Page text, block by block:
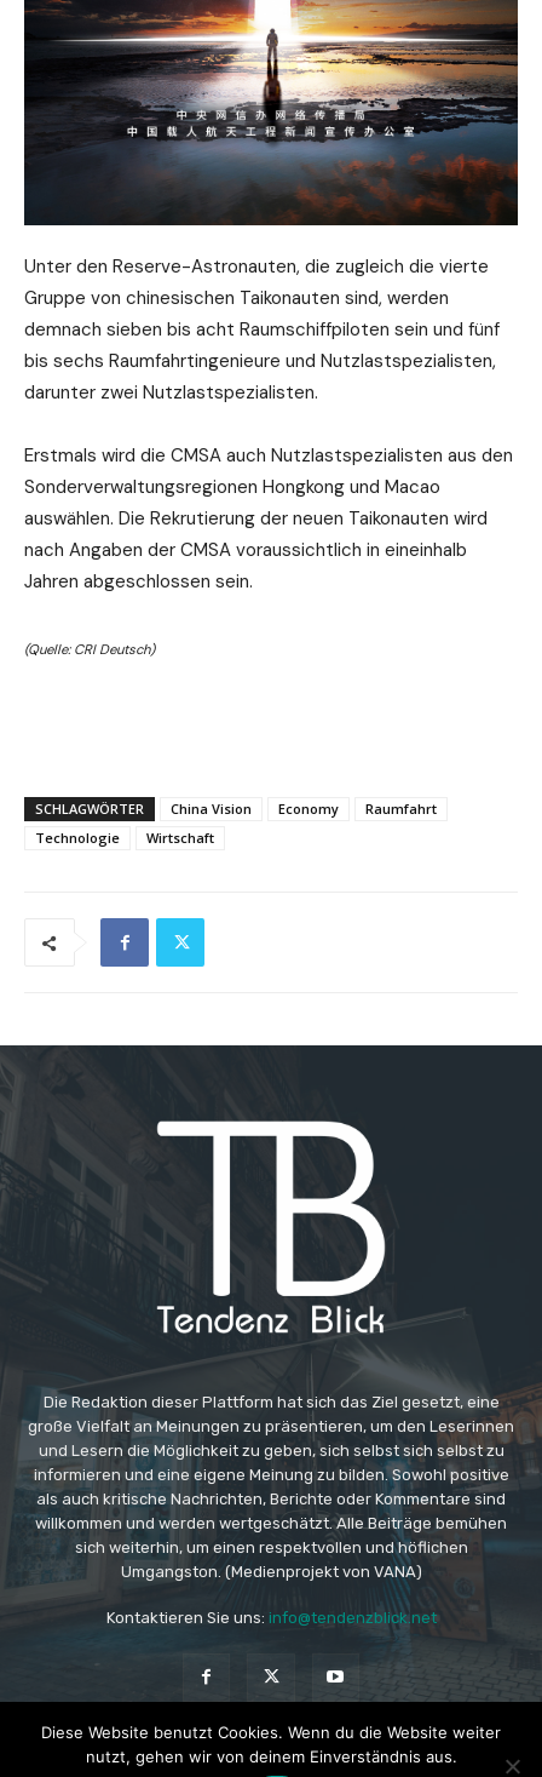
Unter den Reserve-Astronauten, die zugleich die vierte
Gruppe von chinesischen Taikonauten sind, werden
demnach sieben bis acht Raumschiffpiloten sein und fünf
bis sechs Raumfahrtingenieure und Nutzlastspezialisten,
darunter zwei Nutzlastspezialisten.
Erstmals wird die CMSA auch Nutzlastspezialisten aus den
Sonderverwaltungsregionen Hongkong und Macao
auswählen. Die Rekrutierung der neuen Taikonauten wird
nach Angaben der CMSA voraussichtlich in eineinhalb
Jahren abgeschlossen sein.
(Quelle: CRI Deutsch)
SCHLAGWÖRTER China Vision Economy
Raumfahrt
Technologie
Wirtschaft
Die Redaktion dieser Plattform hat sich das Ziel gesetzt, eine
große Vielfalt an Meinungen zu präsentieren, um den Leserinnen
und Lesern die Möglichkeit zu geben, sich selbst sich selbst zu
informieren und eine eigene Meinung zu bilden. Sowohl positive
als auch kritische Nachrichten, Berichte oder Kommentare sind
willkommen und werden wertgeschätzt. Alle Beiträge bemühen
sich weiterhin, um einen respektvollen und höflichen
Umgangston. (Medienprojekt von VANA)
Kontaktieren Sie uns: info@tendenzblick.net
Diese Website benutzt Cookies. Wenn du die Website weiter
nutzt, gehen wir von deinem Einverständnis aus.